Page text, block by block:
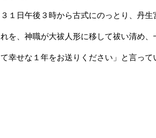
１日午後３時から古式にのっとり、丹
を、神職が大祓人形に移して祓い清め、
幸せな１年をお送りください」と言って